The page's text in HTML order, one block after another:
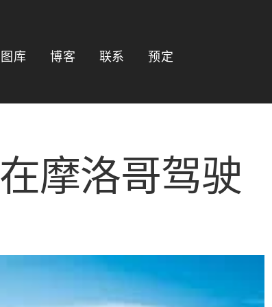
图库 博客 联系 预定
在摩洛哥驾驶